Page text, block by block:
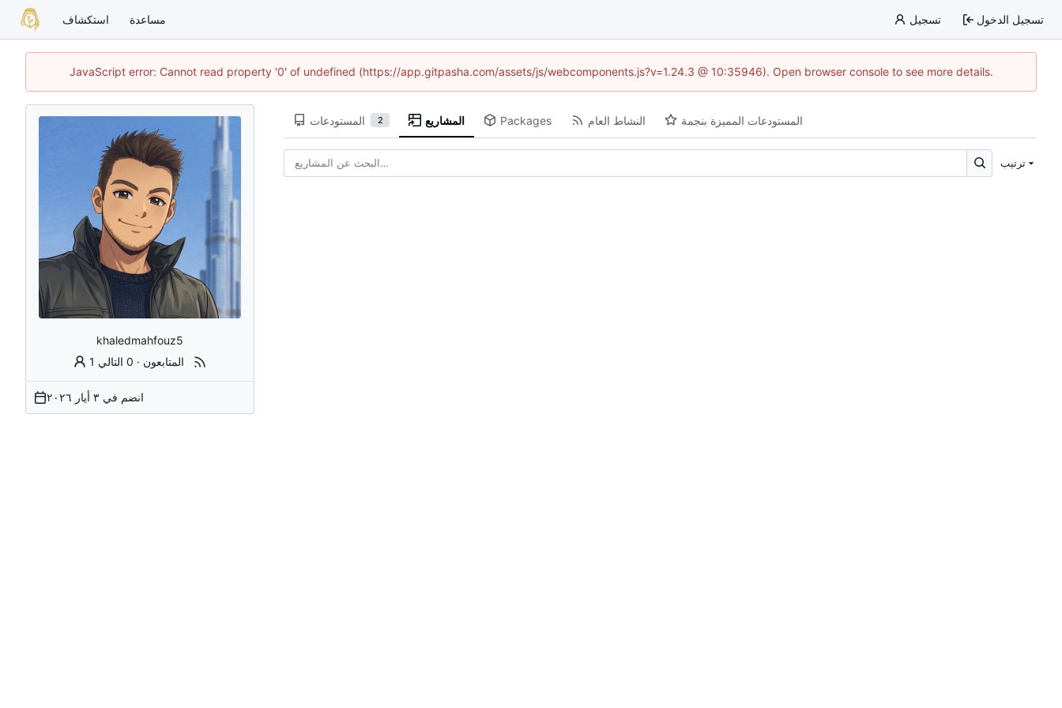
استكشاف مساعدة تسجيل تسجيل الدخول
JavaScript error: Cannot read property '0' of undefined (https://app.gitpasha.com/assets/js/webcomponents.js?v=1.24.3 @ 10:35946). Open browser console to see more details.
khaledmahfouz5
1 المتابعون · 0 التالي
انضم في
المستودعات 2 المشاريع Packages النشاط العام المستودعات المميزة بنجمة
ترتيب